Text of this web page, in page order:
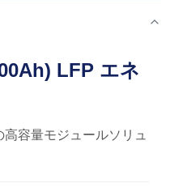
LFP エネ
容量モジュールソリュ